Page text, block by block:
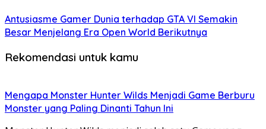
Antusiasme Gamer Dunia terhadap GTA VI Semakin
Besar Menjelang Era Open World Berikutnya
Rekomendasi untuk kamu
Mengapa Monster Hunter Wilds Menjadi Game Berburu
Monster yang Paling Dinanti Tahun Ini